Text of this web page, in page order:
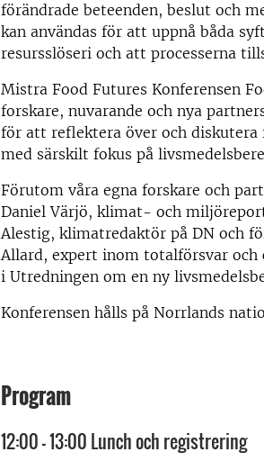
förändrade beteenden, beslut och
kan användas för att uppnå båda
resursslöseri och att processerna
Mistra Food Futures Konferensen
forskare, nuvarande och nya
för att reflektera över och diskutera
med särskilt fokus på
Förutom våra egna forskare och
Daniel Värjö, klimat- och
Alestig, klimatredaktör på DN och
Allard, expert inom totalförsvar och
i Utredningen om en ny
Konferensen hålls på Norrlands
Program
12:00 – 13:00 Lunch och registrering